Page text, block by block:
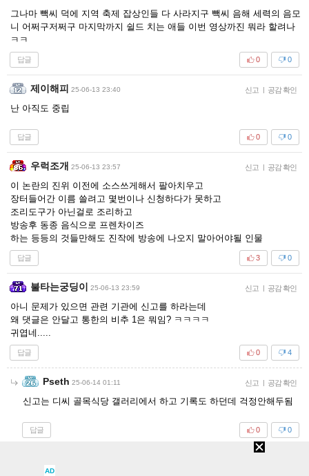
그나마 빽씨 덕에 지역 축제 잡상인들 다 사라지구 빽씨 음해 세력의 음모
니 어쩌구저쩌구 마지막까지 쉴드 치는 애들 이번 영상까진 뭐라 할려나
ㅋㅋ
답글 0
0
제이해피 25-06-13 23:40 신고 | 공감 확인
난 아직도 중립
답글 0
0
우럭조개 25-06-13 23:57 신고 | 공감 확인
이 논란의 진위 이전에 소스쓰게해서 팔아치우고
장터들어간 이름 쓸려고 몇번이나 신청하다가 못하고
조리도구가 아닌걸로 조리하고
방송후 동종 음식으로 프렌차이즈
하는 등등의 것들만해도 진작에 방송에 나오지 말아어야될 인물
답글 0
3
불타는궁딩이 25-06-13 23:59 신고 | 공감 확인
아니 문제가 있으면 관련 기관에 신고를 하라는데
왜 댓글은 안달고 통한의 비추 1은 뭐임? ㅋㅋㅋㅋ
귀엽네.....
답글 4
0
Pseth 25-06-14 01:11 신고 | 공감 확인
신고는 디씨 골목식당 갤러리에서 하고 기록도 하던데 걱정안해두됨
답글 0
0
AD